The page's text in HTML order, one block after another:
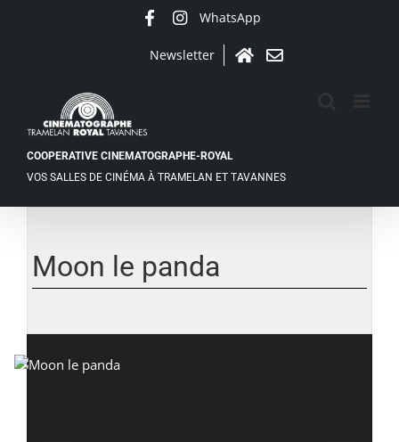
WhatsApp
Newsletter
AccueilContact
COOPERATIVE CINEMATOGRAPHE-ROYAL
VOS SALLES DE CINÉMA À TRAMELAN ET TAVANNES
agrandie
Moon le panda